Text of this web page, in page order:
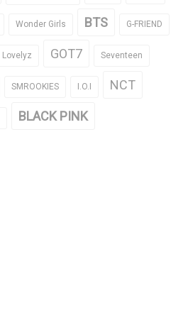
Wonder Girls BTS G-FRIEND
Lovelyz GOT7 Seventeen
SMROOKIES I.O.I NCT
BLACK PINK